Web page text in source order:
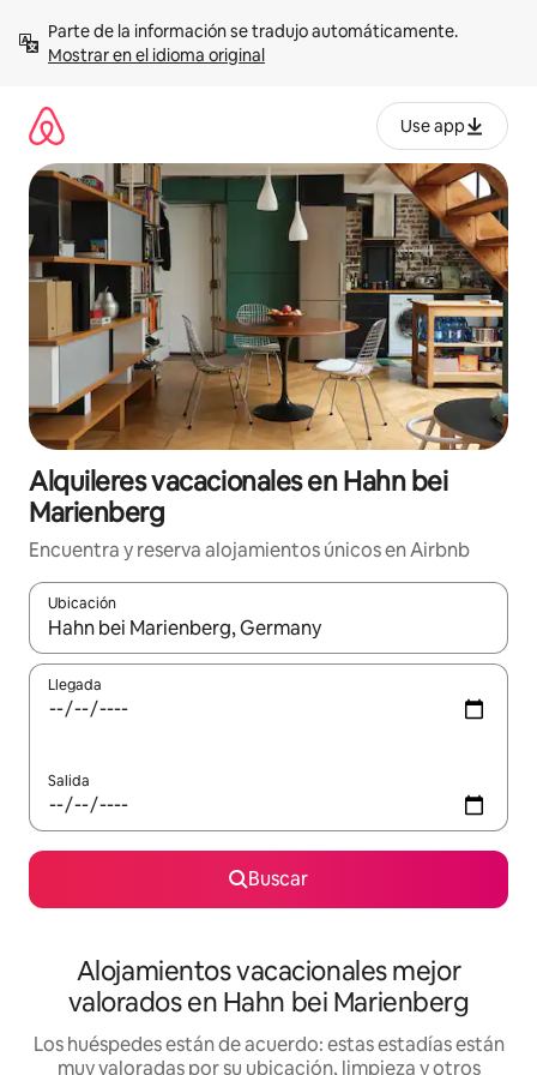
contenidoMostrar en el idioma original
Use app
Alquileres vacacionales en Hahn bei
Marienberg
Encuentra y reserva alojamientos únicos en Airbnb
Ubicación
Cuando los resultados estén disponibles, navega con las
Llegada
Salida
Buscar
Alojamientos vacacionales mejor
valorados en Hahn bei Marienberg
Los huéspedes están de acuerdo: estas estadías están
muy valoradas por su ubicación, limpieza y otros